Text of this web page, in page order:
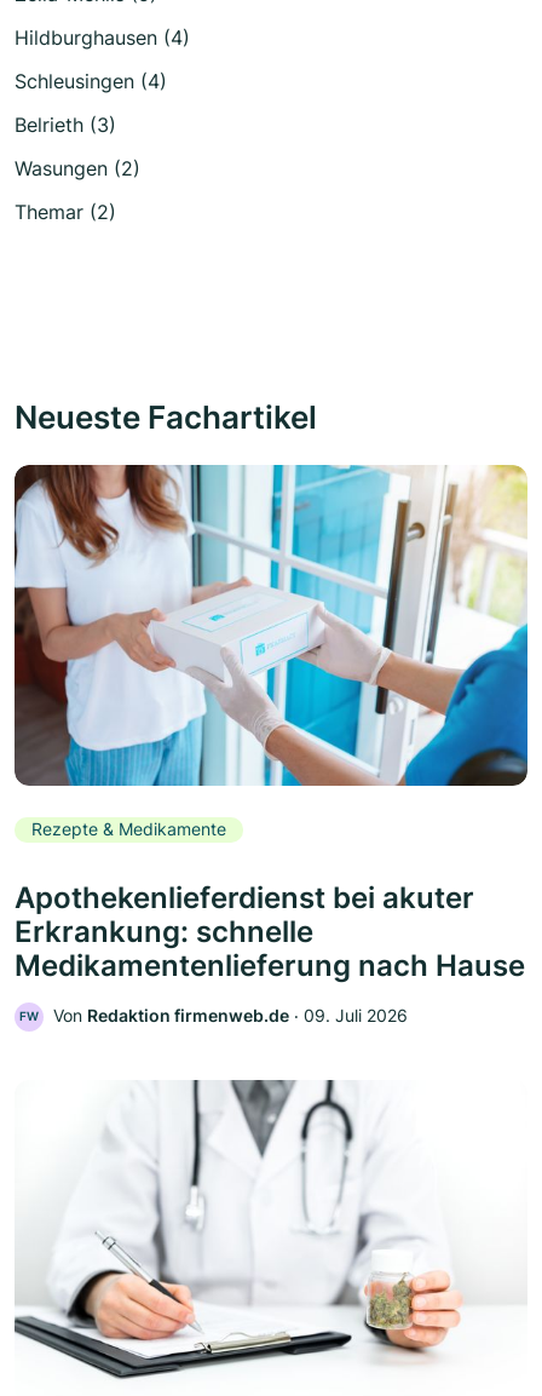
Hildburghausen (4)
Schleusingen (4)
Belrieth (3)
Wasungen (2)
Themar (2)
Neueste Fachartikel
Rezepte & Medikamente
Apothekenlieferdienst bei akuter
Erkrankung: schnelle
Medikamentenlieferung nach Hause
FW Von Redaktion firmenweb.de ‧ 09. Juli 2026